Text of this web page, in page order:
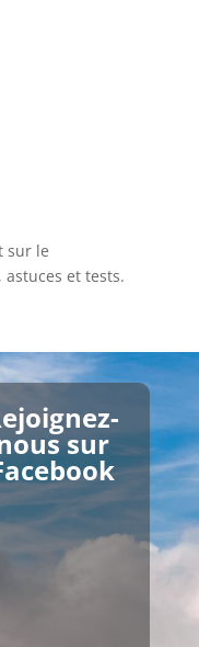
sur le
et tests.
sur